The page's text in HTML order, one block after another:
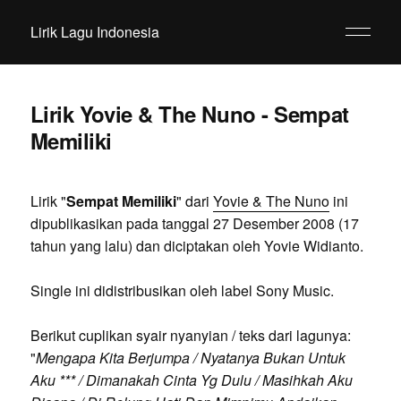
Lirik Lagu Indonesia
Lirik Yovie & The Nuno - Sempat
Memiliki
Lirik "Sempat Memiliki" dari Yovie & The Nunoini
dipublikasikan pada tanggal 27 Desember 2008 (17
tahun yang lalu) dan diciptakan oleh Yovie Widianto.
Single ini didistribusikan oleh label Sony Music.
Berikut cuplikan syair nyanyian / teks dari lagunya:
"Mengapa Kita Berjumpa / Nyatanya Bukan Untuk
Aku *** / Dimanakah Cinta Yg Dulu / Masihkah Aku